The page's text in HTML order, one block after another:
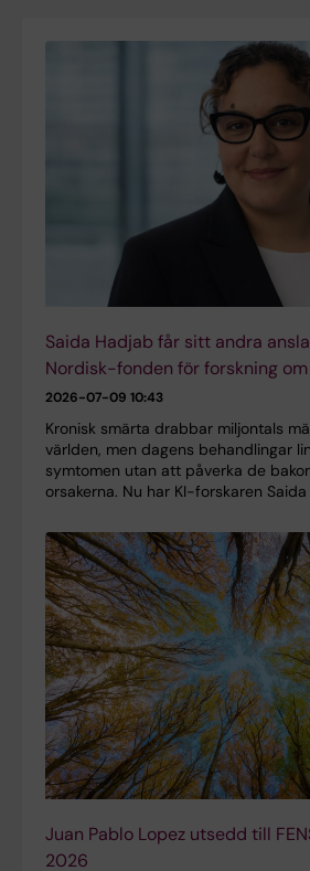
Saida Hadjab får sitt andra
Nordisk-fonden för forskning
2026-07-09 10:43
Kronisk smärta drabbar miljontals
världen, men dagens behandlingar
symtomen utan att påverka de
orsakerna. Nu har KI-forskaren
Juan Pablo Lopez utsedd till
2026